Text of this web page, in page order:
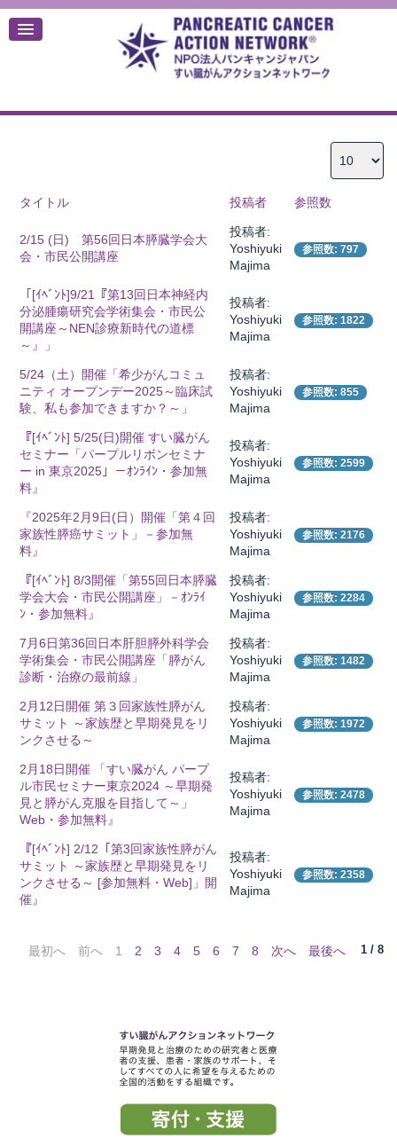
タイトル 投稿者 参照数
2/15 (日) 第56回日本膵臓学会大
会・市民公開講座
投稿者:
Yoshiyuki
Majima
参照数: 797
「[ｲﾍﾞﾝﾄ]9/21『第13回日本神経内
分泌腫瘍研究会学術集会・市民公
開講座～NEN診療新時代の道標
～』」
投稿者:
Yoshiyuki
Majima
参照数: 1822
5/24（土）開催「希少がんコミュ
ニティ オープンデー2025～臨床試
験、私も参加できますか？～」
投稿者:
Yoshiyuki
Majima
参照数: 855
『[ｲﾍﾞﾝﾄ] 5/25(日)開催 すい臓がん
セミナー「パープルリボンセミナ
ー in 東京2025」－ｵﾝﾗｲﾝ・参加無
料』
投稿者:
Yoshiyuki
Majima
参照数: 2599
『2025年2月9日(日）開催「第４回
家族性膵癌サミット」－参加無
料』
投稿者:
Yoshiyuki
Majima
参照数: 2176
『[ｲﾍﾞﾝﾄ] 8/3開催「第55回日本膵臓
学会大会・市民公開講座」－ｵﾝﾗｲ
ﾝ・参加無料』
投稿者:
Yoshiyuki
Majima
参照数: 2284
7月6日第36回日本肝胆膵外科学会
学術集会・市民公開講座「膵がん
診断・治療の最前線」
投稿者:
Yoshiyuki
Majima
参照数: 1482
2月12日開催 第３回家族性膵がん
サミット ～家族歴と早期発見をリ
ンクさせる～
投稿者:
Yoshiyuki
Majima
参照数: 1972
2月18日開催 「すい臓がん パープ
ル市民セミナー東京2024 ～早期発
見と膵がん克服を目指して～」
Web・参加無料』
投稿者:
Yoshiyuki
Majima
参照数: 2478
『[ｲﾍﾞﾝﾄ] 2/12「第3回家族性膵がん
サミット ～家族歴と早期発見をリ
ンクさせる～ [参加無料・Web]」開
催』
投稿者:
Yoshiyuki
Majima
参照数: 2358
1 / 8
最初へ 前へ 1 2 3 4 5 6 7 8 次へ 最後へ